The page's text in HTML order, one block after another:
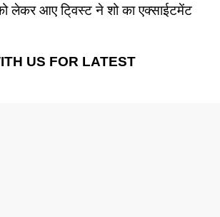
लेकर आए टि्वस्ट ने शो का एक्साईटमेंट
US FOR LATEST